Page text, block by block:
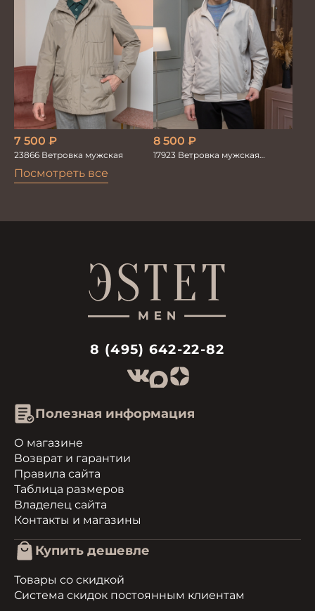
Посмотреть все
7 500 ₽
23866 Ветровка мужская
8 500 ₽
17923 Ветровка мужская
8 (495) 642-22-82
Полезная информация
О магазине
Возврат и гарантии
Правила сайта
Таблица размеров
Владелец сайта
Контакты и магазины
Купить дешевле
Товары со скидкой
Система скидок постоянным клиентам